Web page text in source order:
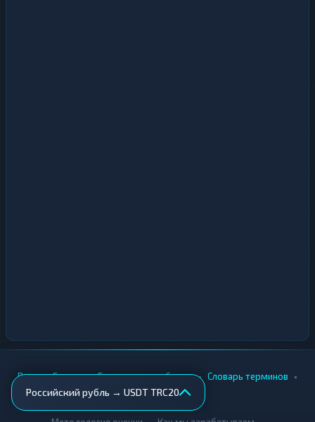
Российский рубль → USDT TRC20
Вики • Города • Безопасность обмена • Словарь терминов •
AML-проверка